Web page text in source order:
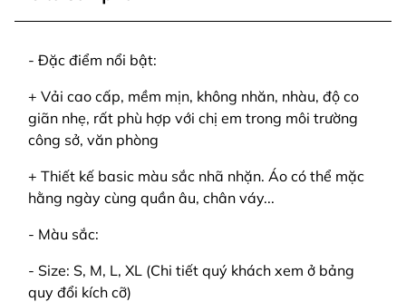
- Đặc điểm nổi bật:
+ Vải cao cấp, mềm mịn, không nhăn, nhàu, độ co
giãn nhẹ, rất phù hợp với chị em trong môi trường
công sở, văn phòng
+ Thiết kế basic màu sắc nhã nhặn. Áo có thể mặc
hằng ngày cùng quần âu, chân váy...
- Màu sắc:
- Size: S, M, L, XL (Chi tiết quý khách xem ở bảng
quy đổi kích cỡ)